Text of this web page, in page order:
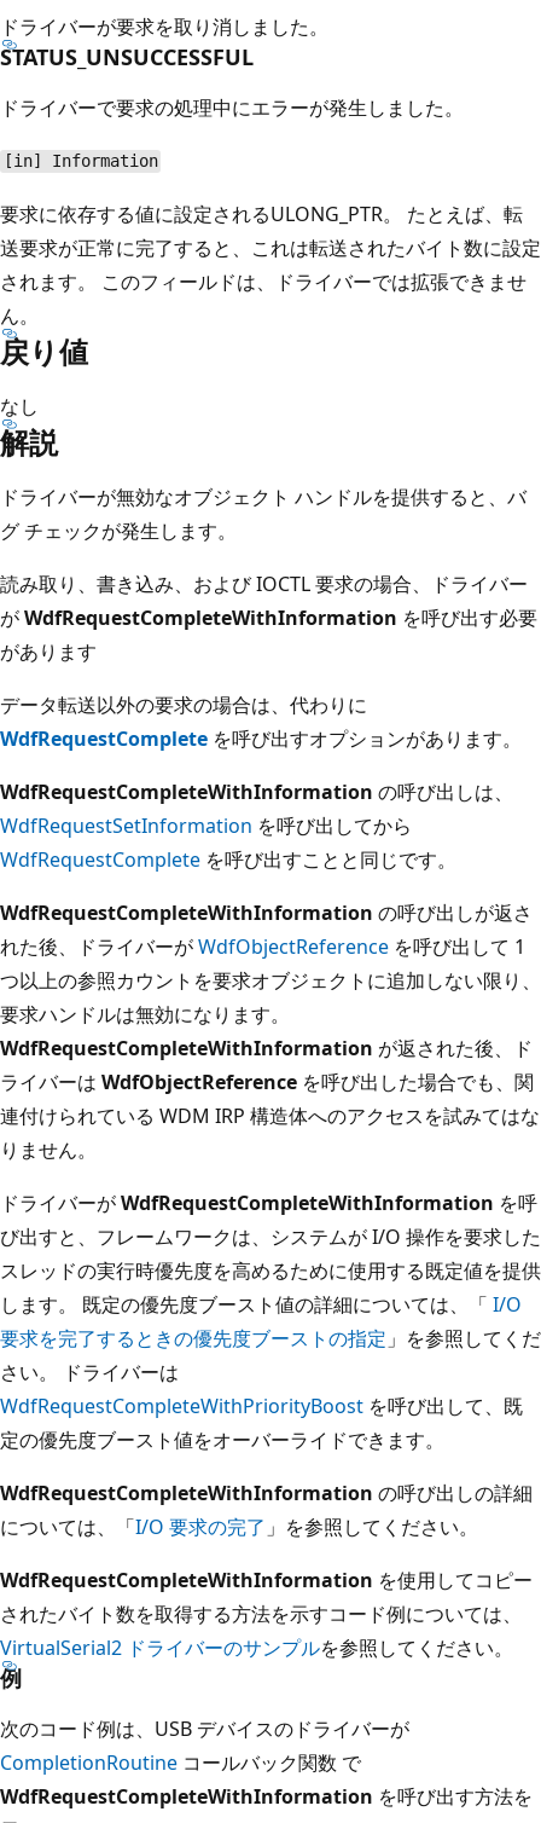
ドライバーが要求を取り消しました。
STATUS_UNSUCCESSFUL
ドライバーで要求の処理中にエラーが発生しました。
[in] Information
要求に依存する値に設定されるULONG_PTR。 たとえば、転
送要求が正常に完了すると、これは転送されたバイト数に設定
されます。 このフィールドは、ドライバーでは拡張できませ
ん。
戻り値
なし
解説
ドライバーが無効なオブジェクト ハンドルを提供すると、バ
グ チェックが発生します。
読み取り、書き込み、および IOCTL 要求の場合、ドライバー
がWdfRequestCompleteWithInformation を呼び出す必要
があります
データ転送以外の要求の場合は、代わりに
WdfRequestComplete を呼び出すオプションがあります。
WdfRequestCompleteWithInformation の呼び出しは、
WdfRequestSetInformation を呼び出してから
WdfRequestComplete を呼び出すことと同じです。
WdfRequestCompleteWithInformation の呼び出しが返さ
れた後、ドライバーがWdfObjectReference を呼び出して 1
つ以上の参照カウントを要求オブジェクトに追加しない限り、
要求ハンドルは無効になります。
WdfRequestCompleteWithInformation が返された後、ド
ライバーは WdfObjectReference を呼び出した場合でも、関
連付けられている WDM IRP 構造体へのアクセスを試みてはな
りません。
ドライバーがWdfRequestCompleteWithInformation を呼
び出すと、フレームワークは、システムが I/O 操作を要求した
スレッドの実行時優先度を高めるために使用する既定値を提供
します。 既定の優先度ブースト値の詳細については、「 I/O
要求を完了するときの優先度ブーストの指定 」を参照してくだ
さい。 ドライバーは
WdfRequestCompleteWithPriorityBoost を呼び出して、既
定の優先度ブースト値をオーバーライドできます。
WdfRequestCompleteWithInformation の呼び出しの詳細
については、「I/O 要求の完了 」を参照してください。
WdfRequestCompleteWithInformation を使用してコピー
されたバイト数を取得する方法を示すコード例については、
VirtualSerial2 ドライバーのサンプルを参照してください。
例
次のコード例は、USB デバイスのドライバーが
CompletionRoutine コールバック関数 で
WdfRequestCompleteWithInformation を呼び出す方法を